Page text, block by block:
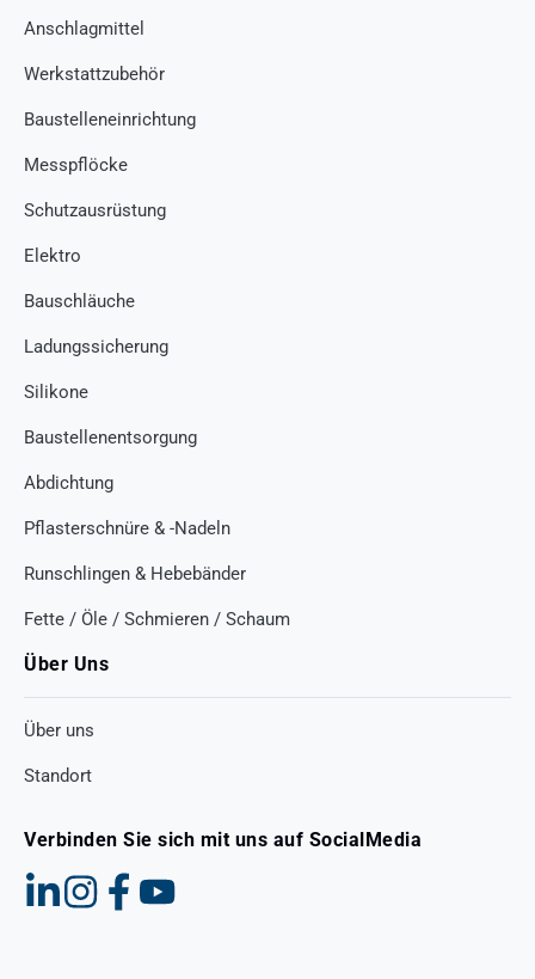
Anschlagmittel
Werkstattzubehör
Baustelleneinrichtung
Messpflöcke
Schutzausrüstung
Elektro
Bauschläuche
Ladungssicherung
Silikone
Baustellenentsorgung
Abdichtung
Pflasterschnüre & -Nadeln
Runschlingen & Hebebänder
Fette / Öle / Schmieren / Schaum
Über Uns
Über uns
Standort
Verbinden Sie sich mit uns auf SocialMedia